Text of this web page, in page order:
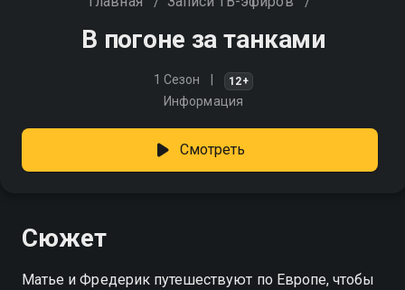
В погоне за танками
1 Сезон 12+
Информация
Смотреть
Сюжет
Матье и Фредерик путешествуют по Европе, чтобы